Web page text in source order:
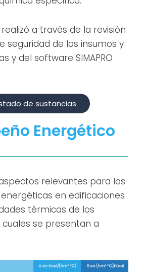
a través de la revisión
seguridad de los insumos y
y del software SIMAPRO
de sustancias.
Energético
relevantes para las
en edificaciones
térmicas de los
se presentan a